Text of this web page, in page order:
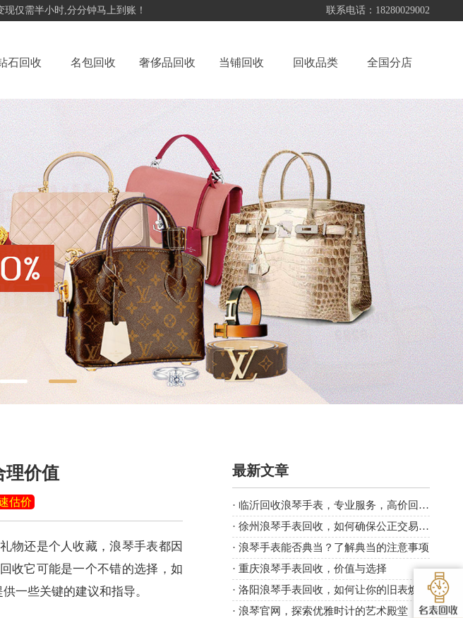
仅需半小时,分分钟马上到账！ 联系电话：18280029002
石回收 名包回收 奢侈品回收 当铺回收 回收品类 全国分店
理价值
估价
物还是个人收藏，浪琴手表都因
收它可能是一个不错的选择，如
一些关键的建议和指导。
最新文章
· 临沂回收浪琴手表，专业服务，高价回收！
· 徐州浪琴手表回收，如何确保公正交易与合理价值
· 浪琴手表能否典当？了解典当的注意事项
· 重庆浪琴手表回收，价值与选择
· 洛阳浪琴手表回收，如何让你的旧表焕发新生？
· 浪琴官网，探索优雅时计的艺术殿堂